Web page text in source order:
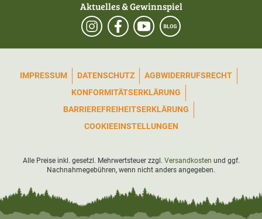
Aktuelles & Gewinnspiel
IMPRESSUM DATENSCHUTZ AGBWIDERRUFSRECHT
KONFORMITÄTSERKLÄRUNG
BARRIEREFREIHEITSERKLÄRUNG
COOKIEEINSTELLUNGEN
Alle Preise inkl. gesetzl. Mehrwertsteuer zzgl. Versandkosten und ggf.
Nachnahmegebühren, wenn nicht anders angegeben.